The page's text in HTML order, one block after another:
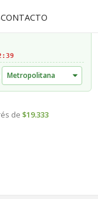
CONTACTO
de $19.333